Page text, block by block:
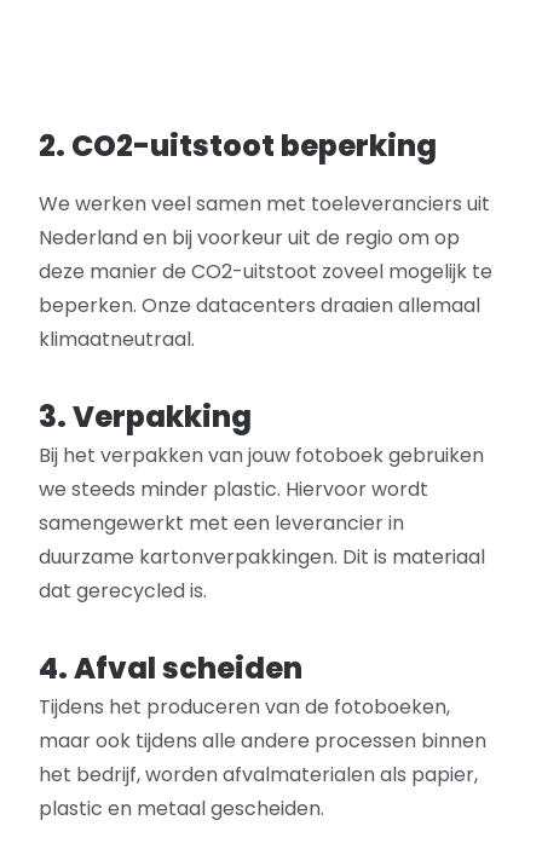
2. CO2-uitstoot beperking
We werken veel samen met toeleveranciers uit
Nederland en bij voorkeur uit de regio om op
deze manier de CO2-uitstoot zoveel mogelijk te
beperken. Onze datacenters draaien allemaal
klimaatneutraal.
3. Verpakking
Bij het verpakken van jouw fotoboek gebruiken
we steeds minder plastic. Hiervoor wordt
samengewerkt met een leverancier in
duurzame kartonverpakkingen. Dit is materiaal
dat gerecycled is.
4. Afval scheiden
Tijdens het produceren van de fotoboeken,
maar ook tijdens alle andere processen binnen
het bedrijf, worden afvalmaterialen als papier,
plastic en metaal gescheiden.